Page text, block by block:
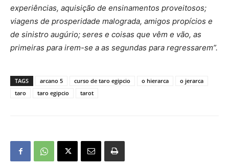
experiências, aquisição de ensinamentos proveitosos;
viagens de prosperidade malograda, amigos propícios e
de sinistro augúrio; seres e coisas que vêm e vão, as
primeiras para irem-se a as segundas para regressarem”.
TAGS arcano 5 curso de taro egipcio o hierarca
o jerarca
taro
taro egipcio tarot